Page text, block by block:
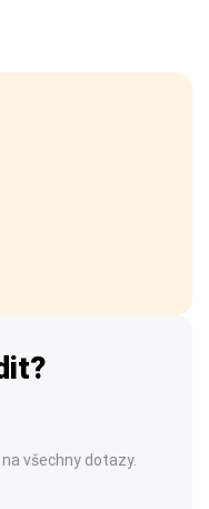
všechny dotazy.